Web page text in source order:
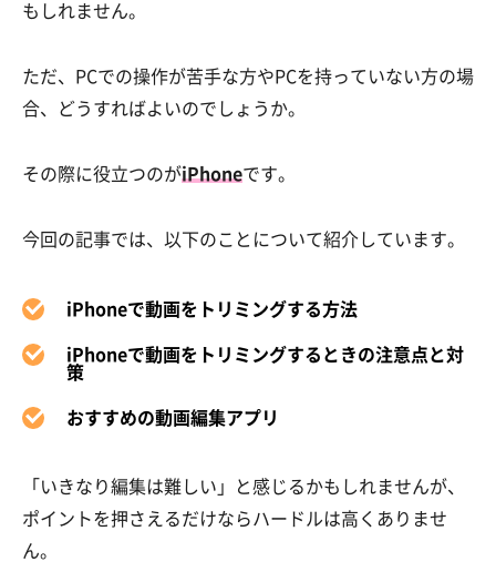
もしれません。
ただ、PCでの操作が苦手な方やPCを持っていない方の場
合、どうすればよいのでしょうか。
その際に役立つのがiPhoneです。
今回の記事では、以下のことについて紹介しています。
iPhoneで動画をトリミングする方法
iPhoneで動画をトリミングするときの注意点と対
策
おすすめの動画編集アプリ
「いきなり編集は難しい」と感じるかもしれませんが、
ポイントを押さえるだけならハードルは高くありませ
ん。